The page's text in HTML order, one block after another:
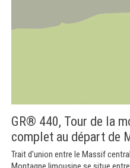
GR® 440, Tour de la
complet au départ de
Trait d'union entre le Massif